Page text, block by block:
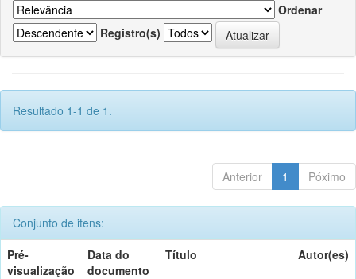
Ordenar
Registro(s)
Resultado 1-1 de 1.
Anterior 1 Póximo
Conjunto de itens:
Pré-
visualização
Data do
documento
Título Autor(es)